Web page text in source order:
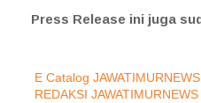
Press Release ini juga
E Catalog JAWATIMURNEWS
REDAKSI JAWATIMURNEWS